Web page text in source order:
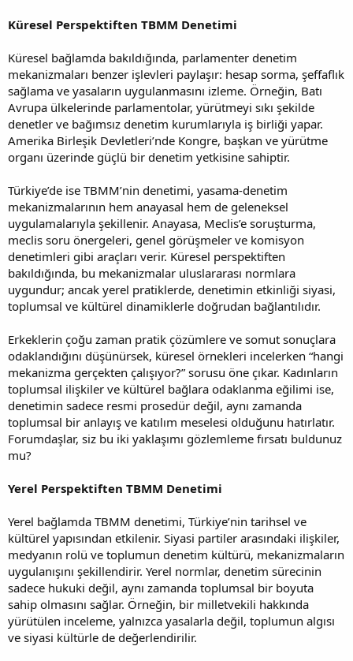
Küresel Perspektiften TBMM Denetimi
Küresel bağlamda bakıldığında, parlamenter denetim
mekanizmaları benzer işlevleri paylaşır: hesap sorma, şeffaflık
sağlama ve yasaların uygulanmasını izleme. Örneğin, Batı
Avrupa ülkelerinde parlamentolar, yürütmeyi sıkı şekilde
denetler ve bağımsız denetim kurumlarıyla iş birliği yapar.
Amerika Birleşik Devletleri’nde Kongre, başkan ve yürütme
organı üzerinde güçlü bir denetim yetkisine sahiptir.
Türkiye’de ise TBMM’nin denetimi, yasama-denetim
mekanizmalarının hem anayasal hem de geleneksel
uygulamalarıyla şekillenir. Anayasa, Meclis’e soruşturma,
meclis soru önergeleri, genel görüşmeler ve komisyon
denetimleri gibi araçları verir. Küresel perspektiften
bakıldığında, bu mekanizmalar uluslararası normlara
uygundur; ancak yerel pratiklerde, denetimin etkinliği siyasi,
toplumsal ve kültürel dinamiklerle doğrudan bağlantılıdır.
Erkeklerin çoğu zaman pratik çözümlere ve somut sonuçlara
odaklandığını düşünürsek, küresel örnekleri incelerken “hangi
mekanizma gerçekten çalışıyor?” sorusu öne çıkar. Kadınların
toplumsal ilişkiler ve kültürel bağlara odaklanma eğilimi ise,
denetimin sadece resmi prosedür değil, aynı zamanda
toplumsal bir anlayış ve katılım meselesi olduğunu hatırlatır.
Forumdaşlar, siz bu iki yaklaşımı gözlemleme fırsatı buldunuz
mu?
Yerel Perspektiften TBMM Denetimi
Yerel bağlamda TBMM denetimi, Türkiye’nin tarihsel ve
kültürel yapısından etkilenir. Siyasi partiler arasındaki ilişkiler,
medyanın rolü ve toplumun denetim kültürü, mekanizmaların
uygulanışını şekillendirir. Yerel normlar, denetim sürecinin
sadece hukuki değil, aynı zamanda toplumsal bir boyuta
sahip olmasını sağlar. Örneğin, bir milletvekili hakkında
yürütülen inceleme, yalnızca yasalarla değil, toplumun algısı
ve siyasi kültürle de değerlendirilir.